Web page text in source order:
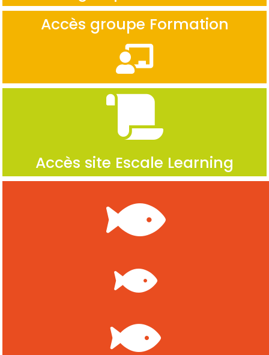
Accès groupe Formation
Accès site Escale Learning